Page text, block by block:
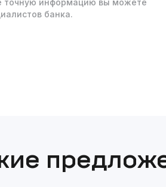
точную информацию вы можете
банка.